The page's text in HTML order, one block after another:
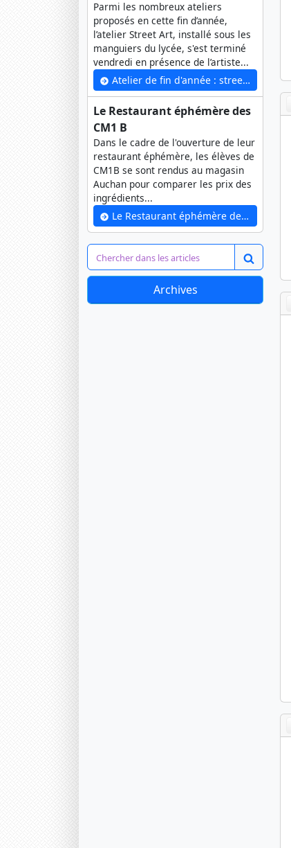
Parmi les nombreux ateliers
proposés en cette fin d’année,
l’atelier Street Art, installé sous les
manguiers du lycée, s'est terminé
vendredi en présence de l’artiste...
Atelier de fin d'année : street art
Le Restaurant éphémère des
CM1 B
Dans le cadre de l'ouverture de leur
restaurant éphémère, les élèves de
CM1B se sont rendus au magasin
Auchan pour comparer les prix des
ingrédients...
Le Restaurant éphémère des CM1 B
Archives